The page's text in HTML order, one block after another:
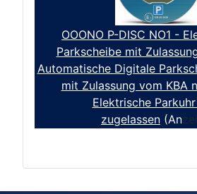
OOONO P-DISC NO1 -
Parkscheibe mit
Automatische Digitale
mit Zulassung vom KBA
Elektrische
zugelassen (An